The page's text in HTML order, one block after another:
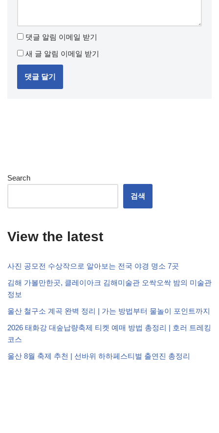
댓글 알림 이메일 받기
새 글 알림 이메일 받기
Search
검색
View the latest
사진 공모전 수상작으로 알아보는 전국 야경 명소 7곳
김해 가볼만한곳, 클레이아크 김해미술관 오싹오싹 밤의 미술관
정보
울산 철구소 계곡 완벽 정리 | 가는 방법부터 물놀이 포인트까지
2026 태화강 대숲납량축제 티켓 예매 방법 총정리 | 호러 트레킹
코스
울산 8월 축제 추천 | 선바위 하하페스티벌 출연진 총정리